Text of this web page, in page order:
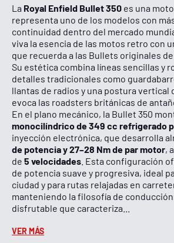
instrumentos digi-analógico te ofrece
de tradición y tecnología, y te
exacta al mismo tiempo que mantiene
de la Bullet 350.
La Royal Enfield Bullet 350 es una
representa uno de los modelos con
continuidad dentro del mercado
viva la esencia de las motos retro con
que recuerda a las Bullets originales de
Su estética combina líneas sencillas y
detalles tradicionales como
llantas de radios y una postura vertical
evoca las roadsters británicas de
En el plano mecánico, la Bullet 350
monocilíndrico de 349 cc refrigerado
inyección electrónica, que desarrolla
de potencia y 27–28 Nm de par motor,
de 5 velocidades . Esta configuración
de potencia suave y progresiva, ideal
ciudad y para rutas relajadas en
manteniendo la filosofía de
disfrutable que caracteriza...
VER MÁS